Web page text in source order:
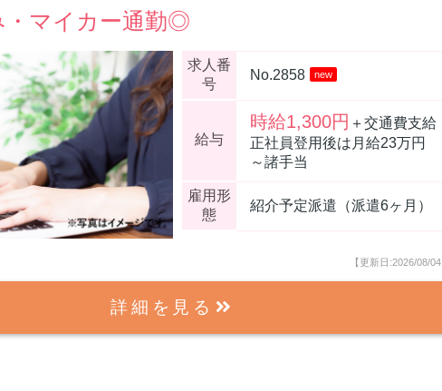
・マイカー通勤◎
求人番
号
No.2858 new
給与
時給1,300円 ＋交通費支給
正社員登用後は月給23万円
～諸手当
雇用形
態
紹介予定派遣（派遣6ヶ月）
【更新日:2026/08/04
詳細を見る